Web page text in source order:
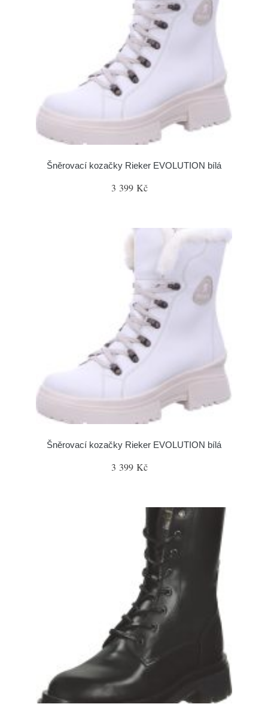
Šněrovací kozačky Rieker EVOLUTION bílá
3 399 Kč
Šněrovací kozačky Rieker EVOLUTION bílá
3 399 Kč